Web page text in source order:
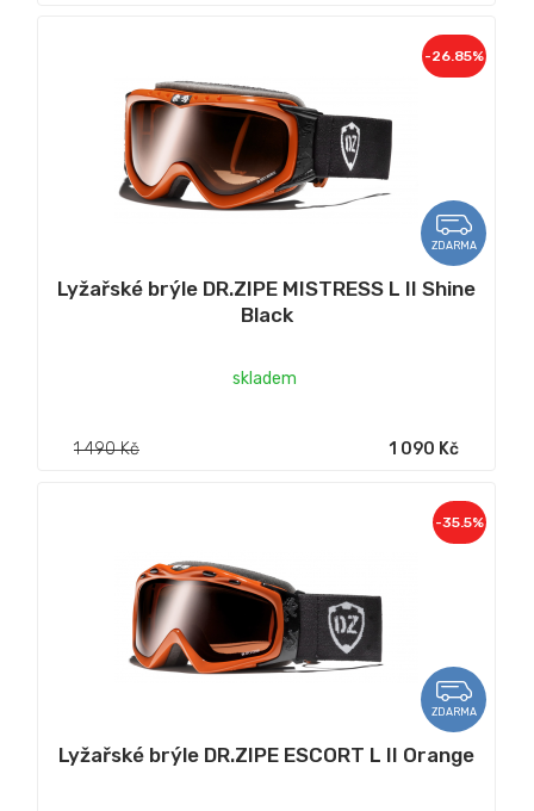
ZDARMA
-26.85%
Lyžařské brýle DR.ZIPE MISTRESS L II Shine
Black
skladem
1 490 Kč 1 090 Kč
ZDARMA
-35.5%
Lyžařské brýle DR.ZIPE ESCORT L II Orange